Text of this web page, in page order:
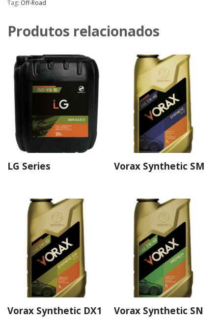
Tag: Off-Road
Produtos relacionados
LG Series Vorax Synthetic SM
Vorax Synthetic DX1 Vorax Synthetic SN